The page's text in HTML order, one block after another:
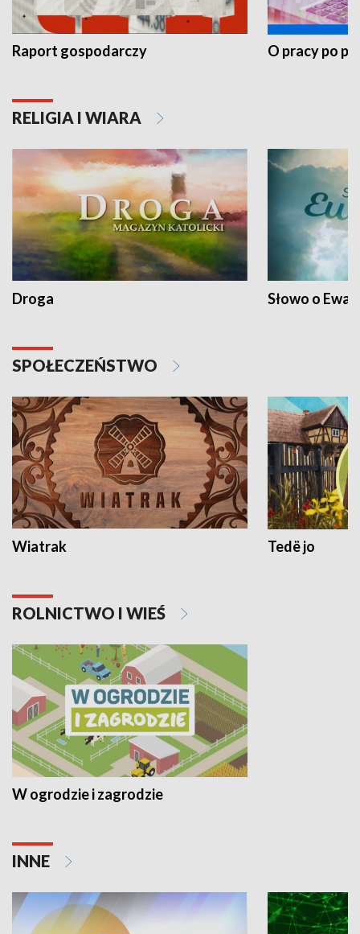
Raport gospodarczy O pracy po
RELIGIA I WIARA
Droga Słowo o
SPOŁECZEŃSTWO
Wiatrak Tedë jo
ROLNICTWO I WIEŚ
W ogrodzie i zagrodzie
INNE